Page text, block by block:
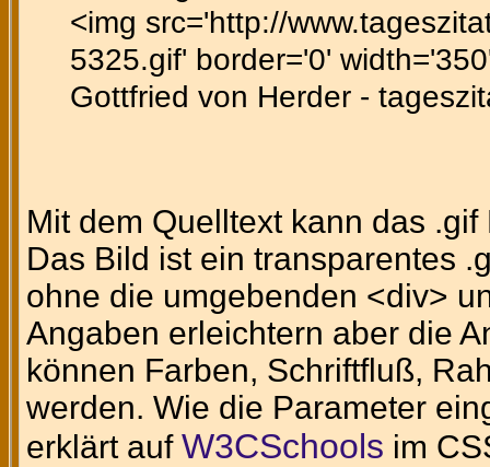
<img src='http://
5325.gif' border='0'
Gottfried von Herder -
Mit dem Quelltext kann das
Das Bild ist ein transparentes
ohne die umgebenden <div>
Angaben erleichtern aber die
können Farben, Schriftfluß,
werden. Wie die Parameter
erklärt auf W3CSchools im